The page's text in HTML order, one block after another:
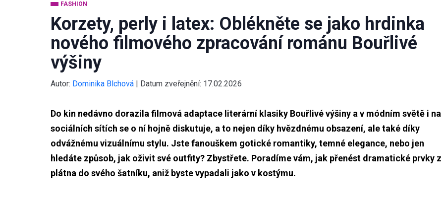
FASHION
Korzety, perly i latex: Oblékněte se jako hrdinka
nového filmového zpracování románu Bouřlivé
výšiny
Autor: Dominika Blchová | Datum zveřejnění: 17.02.2026
Do kin nedávno dorazila filmová adaptace literární klasiky Bouřlivé výšiny a v módním světě i na
sociálních sítích se o ní hojně diskutuje, a to nejen díky hvězdnému obsazení, ale také díky
odvážnému vizuálnímu stylu. Jste fanouškem gotické romantiky, temné elegance, nebo jen
hledáte způsob, jak oživit své outfity? Zbystřete. Poradíme vám, jak přenést dramatické prvky z
plátna do svého šatníku, aniž byste vypadali jako v kostýmu.